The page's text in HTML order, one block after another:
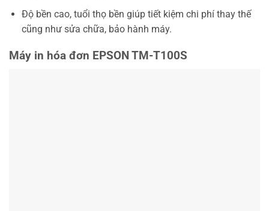
Độ bền cao, tuổi thọ bền giúp tiết kiệm chi phí thay thế
cũng như sửa chữa, bảo hành máy.
Máy in hóa đơn EPSON TM-T100S